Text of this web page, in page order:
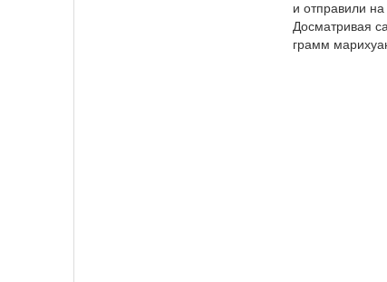
и отправили
Досматривая
грамм